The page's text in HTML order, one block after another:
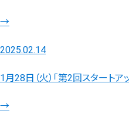
→
2025.02.14
1月28日（火）「第2回スタートア
→